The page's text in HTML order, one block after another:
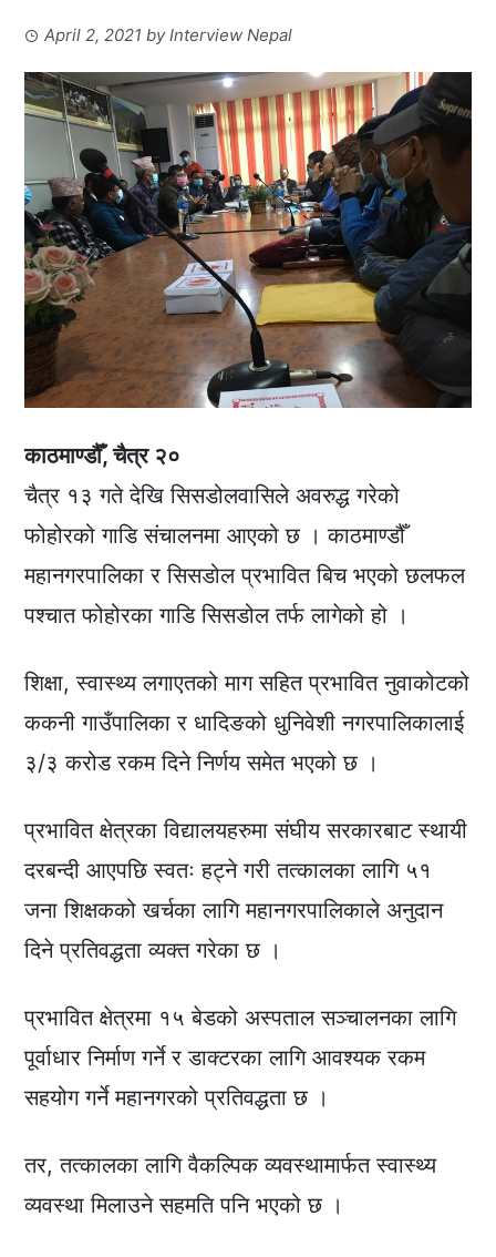
April 2, 2021 byInterview Nepal
काठमाण्डौँ, चैत्र २०
चैत्र १३ गते देखि सिसडोलवासिले अवरुद्ध गरेको
फोहोरको गाडि संचालनमा आएको छ । काठमाण्डौँ
महानगरपालिका र सिसडोल प्रभावित बिच भएको छलफल
पश्चात फोहोरका गाडि सिसडोल तर्फ लागेको हो ।
शिक्षा, स्वास्थ्य लगाएतको माग सहित प्रभावित नुवाकोटको
ककनी गाउँपालिका र धादिङको धुनिवेशी नगरपालिकालाई
३/३ करोड रकम दिने निर्णय समेत भएको छ ।
प्रभावित क्षेत्रका विद्यालयहरुमा संघीय सरकारबाट स्थायी
दरबन्दी आएपछि स्वतः हट्ने गरी तत्कालका लागि ५१
जना शिक्षकको खर्चका लागि महानगरपालिकाले अनुदान
दिने प्रतिवद्धता व्यक्त गरेका छ ।
प्रभावित क्षेत्रमा १५ बेडको अस्पताल सञ्चालनका लागि
पूर्वाधार निर्माण गर्ने र डाक्टरका लागि आवश्यक रकम
सहयोग गर्ने महानगरको प्रतिवद्धता छ ।
तर, तत्कालका लागि वैकल्पिक व्यवस्थामार्फत स्वास्थ्य
व्यवस्था मिलाउने सहमति पनि भएको छ ।